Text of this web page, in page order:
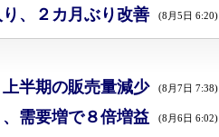
、２カ月ぶり改善 (8月5日 6:20)
半期の販売量減少 (8月7日 7:38)
需要増で８倍増益 (8月6日 6:02)